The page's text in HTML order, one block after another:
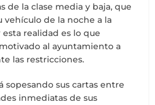
de la clase media y baja, que
vehículo de la noche a la
realidad es lo que
al ayuntamiento a
las restricciones.
sopesando sus cartas entre
inmediatas de sus